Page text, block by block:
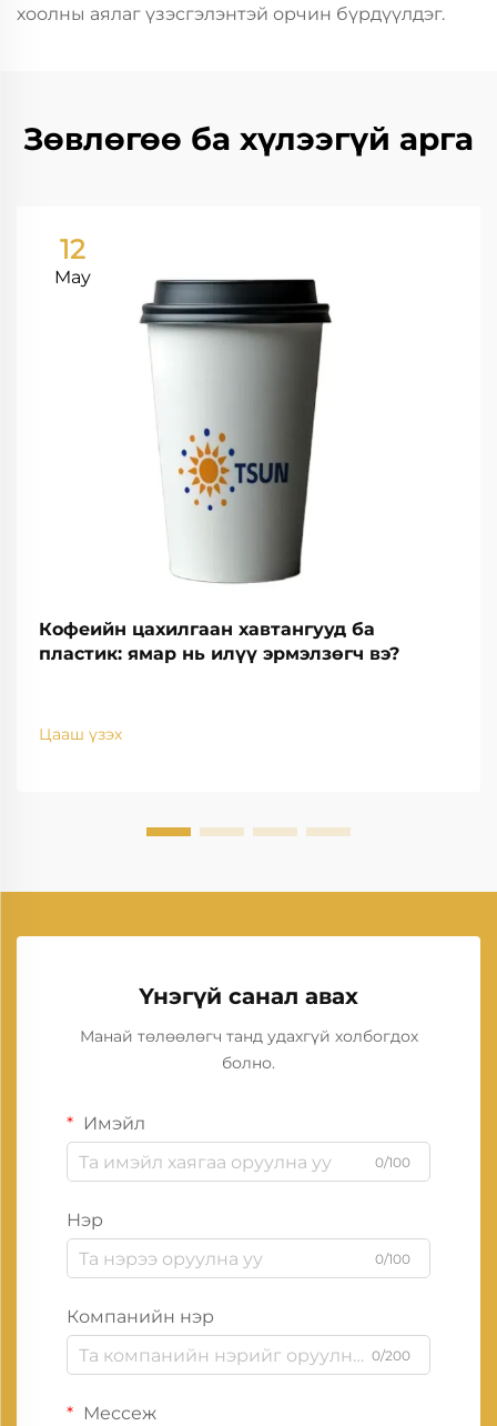
хоолны аялаг үзэсгэлэнтэй орчин бүрдүүлдэг.
Зөвлөгөө ба хүлээгүй арга
12
May
Кофеийн цахилгаан хавтангууд ба
пластик: ямар нь илүү эрмэлзөгч вэ?
Цааш үзэх
Үнэгүй санал авах
Манай төлөөлөгч танд удахгүй холбогдох
болно.
Имэйл
0/100
Нэр
0/100
Компанийн нэр
0/200
Мессеж